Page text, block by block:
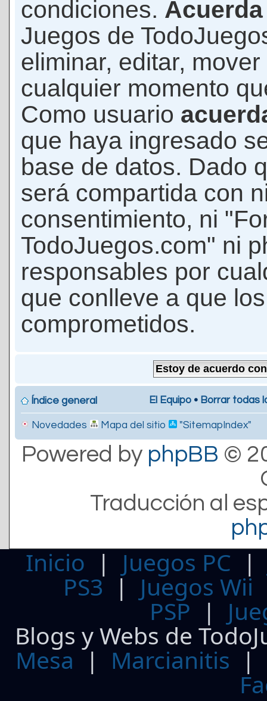
condiciones. Acuerda
Juegos de
eliminar, editar,
cualquier momento
Como usuario
que haya ingresado
base de datos. Dado
será compartida con
consentimiento, ni
TodoJuegos.com" ni
responsables por
que conlleve a que
comprometidos.
Índice general El Equipo • Borrar todas
Novedades Mapa del sitio "SitemapIndex"
Powered by phpBB ©
Traducción al
Inicio | Juegos PC
PS3| Juegos Wii
PSP |
Blogs y Webs de
Mesa | Marcianitis |